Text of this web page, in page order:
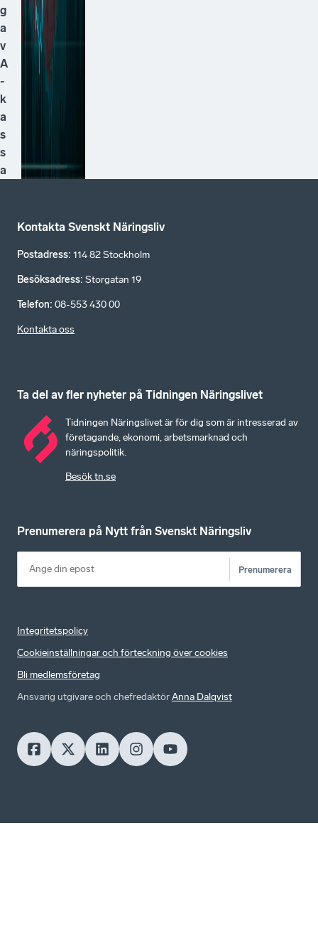
g
a
v
A
-
k
a
s
s
a
Kontakta Svenskt Näringsliv
Postadress: 114 82 Stockholm
Besöksadress: Storgatan 19
Telefon: 08-553 430 00
Kontakta oss
Ta del av fler nyheter på Tidningen Näringslivet
Tidningen Näringslivet är för dig som är intresserad av
företagande, ekonomi, arbetsmarknad och
näringspolitik.
Besök tn.se
Prenumerera på Nytt från Svenskt Näringsliv
Prenumerera
Integritetspolicy
Cookieinställningar och förteckning över cookies
Bli medlemsföretag
Ansvarig utgivare och chefredaktörAnna Dalqvist